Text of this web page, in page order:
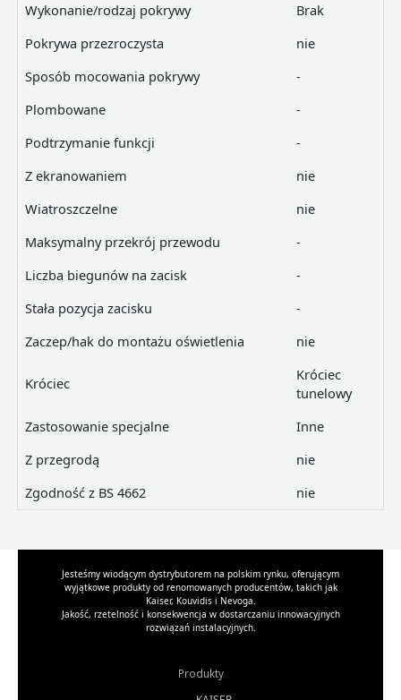
Wykonanie/rodzaj pokrywy
Brak
Pokrywa przezroczysta
nie
Sposób mocowania pokrywy
-
Plombowane
-
Podtrzymanie funkcji
-
Z ekranowaniem
nie
Wiatroszczelne
nie
Maksymalny przekrój przewodu
-
Liczba biegunów na zacisk
-
Stała pozycja zacisku
-
Zaczep/hak do montażu oświetlenia
nie
Króciec
Króciec
tunelowy
Zastosowanie specjalne
Inne
Z przegrodą
nie
Zgodność z BS 4662
nie
Jesteśmy wiodącym dystrybutorem na polskim rynku, oferującym
wyjątkowe produkty od renomowanych producentów, takich jak
Kaiser, Kouvidis i Nevoga.
Jakość, rzetelność i konsekwencja w dostarczaniu innowacyjnych
rozwiązań instalacyjnych.
Produkty